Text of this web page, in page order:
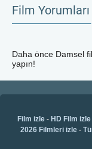
Film Yorumları
Daha önce Damsel
yapın!
Film izle- HD Film izle
2026 Filmleri izle -